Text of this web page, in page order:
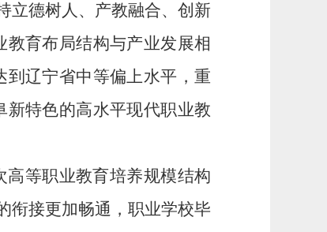
立德树人、产教融合、创新
教育布局结构与产业发展相
到辽宁省中等偏上水平，重
新特色的高水平现代职业教
等职业教育培养规模结构
衔接更加畅通 ，职业学校毕